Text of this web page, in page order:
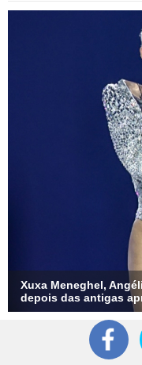
Xuxa Meneghel,
depois das antigas